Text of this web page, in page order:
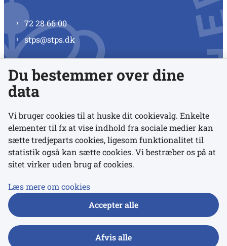
72 28 66 00
stps@stps.dk
Se alle kontaktnumre
Links
Udgivelser
Du bestemmer over dine
data
Vi bruger cookies til at huske dit cookievalg. Enkelte
elementer til fx at vise indhold fra sociale medier kan
sætte tredjeparts cookies, ligesom funktionalitet til
statistik også kan sætte cookies. Vi bestræber os på at
sitet virker uden brug af cookies.
Læs mere om cookies
Accepter alle
Afvis alle